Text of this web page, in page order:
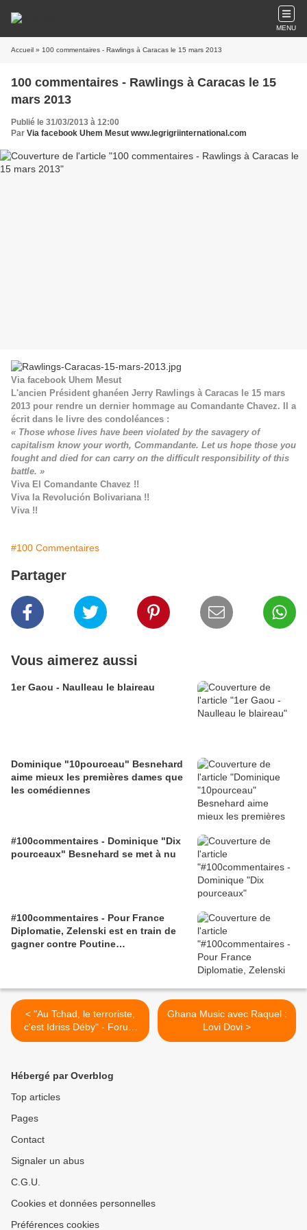
MENU
Accueil » 100 commentaires - Rawlings à Caracas le 15 mars 2013
100 commentaires - Rawlings à Caracas le 15
mars 2013
Publié le 31/03/2013 à 12:00
Par Via facebook Uhem Mesut www.legrigriinternational.com
Via facebook Uhem Mesut
L'ancien Président ghanéen Jerry Rawlings à Caracas le 15 mars
2013 pour rendre un dernier hommage au Comandante Chavez. Il a
écrit dans le livre des condoléances :
« Those whose lives have been violated by the savagery of
capitalism know your worth, Commandante. Let us hope those you
fought and died for can carry on the difficult responsibility of this
battle. »
Viva El Comandante Chavez !!
Viva la Revolución Bolivariana !!
Viva !!
#100 Commentaires
Partager
Vous aimerez aussi
1er Gaou - Naulleau le blaireau
Dominique "10pourceau" Besnehard
aime mieux les premières dames que
les comédiennes
#100commentaires - Dominique "Dix
pourceaux" Besnehard se met à nu
#100commentaires - Pour France
Diplomatie, Zelenski est en train de
gagner contre Poutine…
< "Au Tchad, le terroriste,
c'est Idriss Déby" - Forum
Social Mondial de Tunis
Ghana Music avec Raquel :
Lovi Dovi >
Hébergé par Overblog
Top articles
Pages
Contact
Signaler un abus
C.G.U.
Cookies et données personnelles
Préférences cookies